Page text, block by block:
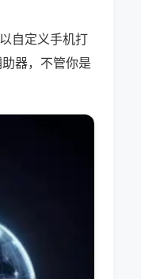
自定义手机打
器，不管你是